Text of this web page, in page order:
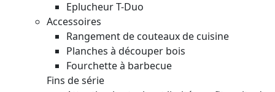
Eplucheur T-Duo
Accessoires
Rangement de couteaux de cuisine
Planches à découper bois
Fourchette à barbecue
Fins de série